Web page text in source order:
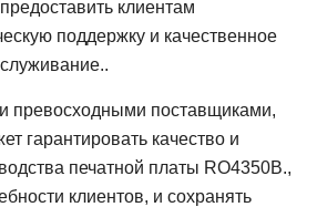
клиентам
поддержку и качественное
превосходными поставщиками,
гарантировать качество и
печатной платы RO4350B.,
клиентов, и сохранять